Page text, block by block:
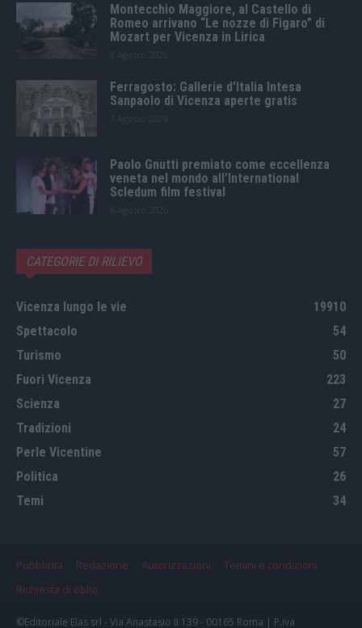
Montecchio Maggiore, al Castello di
Romeo arrivano “Le nozze di Figaro” di
Mozart per Vicenza in Lirica
Ferragosto: Gallerie d’Italia Intesa
Sanpaolo di Vicenza aperte gratis
Paolo Gnutti premiato come eccellenza
veneta nel mondo all’International
Scledum film festival
CATEGORIE DI RILIEVO
Vicenza lungo le vie
19910
Spettacolo
54
Turismo
50
Fuori Vicenza
223
Scienza
27
Tradizioni
24
Perle Vicentine
57
Politica
26
Temi
34
Pubblicità Redazione Autorizzazioni
Temini e condizioni
Richiesta di oblio
©Editoriale Elas srl - Via Anastasio II 139 - 00165 Roma | P.iva